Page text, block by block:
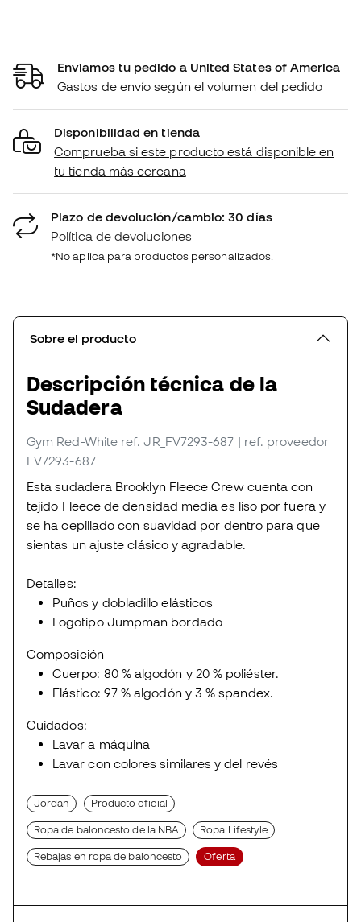
Enviamos tu pedido a United States of America
Gastos de envío según el volumen del pedido
Disponibilidad en tienda
Comprueba si este producto está disponible en
tu tienda más cercana
Plazo de devolución/cambio: 30 días
Política de devoluciones
*No aplica para productos personalizados.
Sobre el producto
Descripción técnica de la
Sudadera
Gym Red-White ref. JR_FV7293-687 | ref. proveedor
FV7293-687
Esta sudadera Brooklyn Fleece Crew cuenta con
tejido Fleece de densidad media es liso por fuera y
se ha cepillado con suavidad por dentro para que
sientas un ajuste clásico y agradable.
Detalles:
Puños y dobladillo elásticos
Logotipo Jumpman bordado
Composición
Cuerpo: 80 % algodón y 20 % poliéster.
Elástico: 97 % algodón y 3 % spandex.
Cuidados:
Lavar a máquina
Lavar con colores similares y del revés
Jordan Producto oficial
Ropa de baloncesto de la NBA Ropa Lifestyle
Rebajas en ropa de baloncesto Oferta